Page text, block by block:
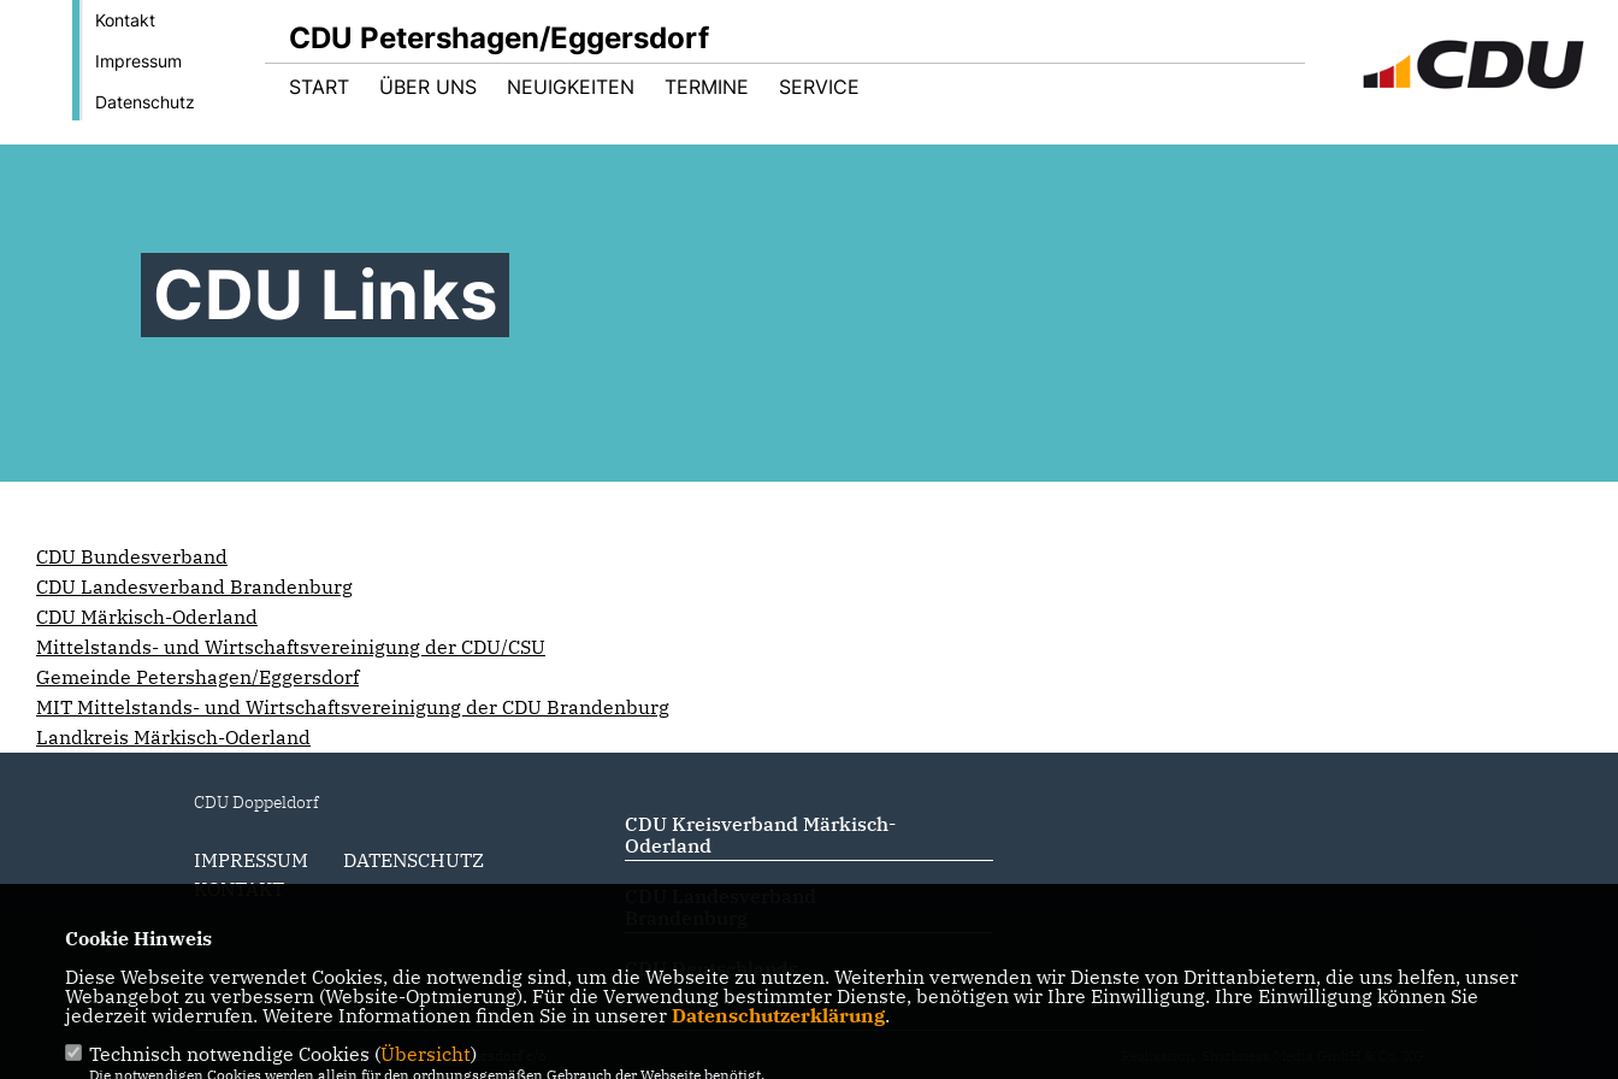
Kontakt
Impressum
Datenschutz
CDU Petershagen/Eggersdorf
START ÜBER UNS NEUIGKEITEN TERMINE SERVICE
CDU Links
CDU Bundesverband
CDU Landesverband Brandenburg
CDU Märkisch-Oderland
Mittelstands- und Wirtschaftsvereinigung der CDU/CSU
Gemeinde Petershagen/Eggersdorf
MIT Mittelstands- und Wirtschaftsvereinigung der CDU Brandenburg
Landkreis Märkisch-Oderland
CDU Doppeldorf
IMPRESSUM
DATENSCHUTZ
KONTAKT
CDU Kreisverband Märkisch-
Oderland
CDU Deutschlands
@2026 CDU Ortsverband Petershagen/Eggersdorf c/o
Cookie Hinweis
Diese Webseite verwendet Cookies, die notwendig sind, um die Webseite zu nutzen. Weiterhin verwenden wir Dienste von Drittanbietern, die uns helfen, unser
Webangebot zu verbessern (Website-Optmierung). Für die Verwendung bestimmter Dienste, benötigen wir Ihre Einwilligung. Ihre Einwilligung können Sie
jederzeit widerrufen. Weitere Informationen finden Sie in unserer Datenschutzerklärung.
Technisch notwendige Cookies (Übersicht)
Die notwendigen Cookies werden allein für den ordnungsgemäßen Gebrauch der Webseite benötigt.